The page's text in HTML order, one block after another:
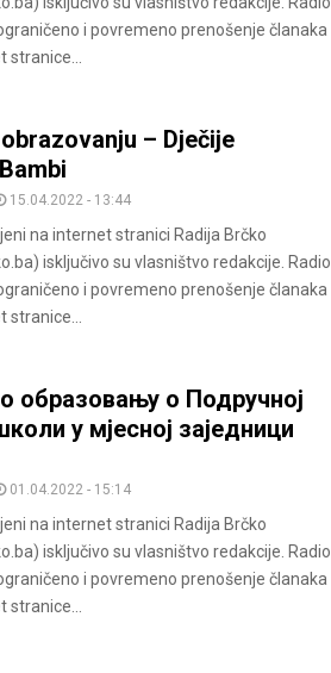
i povremeno prenošenje članaka
stranice...
– Dječije
15.04.2022 - 13:44
na internet stranici Radija Brčko
isključivo su vlasništvo redakcije. Radio
i povremeno prenošenje članaka
stranice...
образовању о Подручној
у мјесној заједници
01.04.2022 - 15:14
na internet stranici Radija Brčko
isključivo su vlasništvo redakcije. Radio
i povremeno prenošenje članaka
stranice...